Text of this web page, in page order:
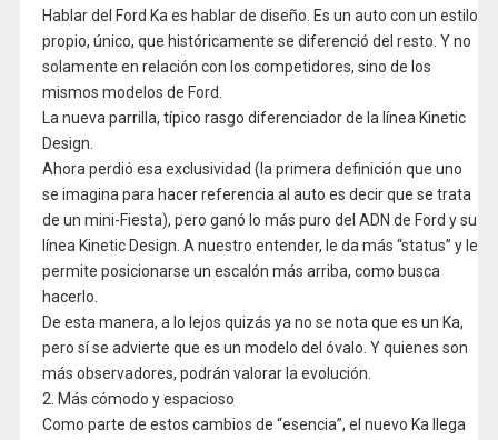
Hablar del Ford Ka es hablar de diseño. Es un auto con un estilo
propio, único, que históricamente se diferenció del resto. Y no
solamente en relación con los competidores, sino de los
mismos modelos de Ford.
La nueva parrilla, típico rasgo diferenciador de la línea Kinetic
Design.
Ahora perdió esa exclusividad (la primera definición que uno
se imagina para hacer referencia al auto es decir que se trata
de un mini-Fiesta), pero ganó lo más puro del ADN de Ford y su
línea Kinetic Design. A nuestro entender, le da más “status” y le
permite posicionarse un escalón más arriba, como busca
hacerlo.
De esta manera, a lo lejos quizás ya no se nota que es un Ka,
pero sí se advierte que es un modelo del óvalo. Y quienes son
más observadores, podrán valorar la evolución.
2. Más cómodo y espacioso
Como parte de estos cambios de “esencia”, el nuevo Ka llega